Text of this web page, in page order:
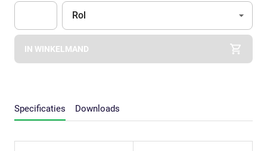
Apok.Product.Detail.AddToCart.Quantity (Optioneel)
Eenheid
Rol
IN WINKELMAND
Specificaties Downloads